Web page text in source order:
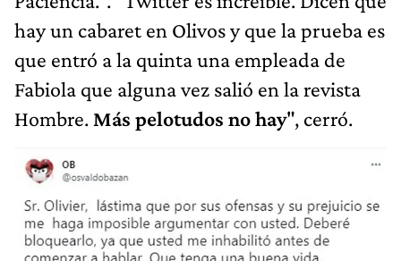
hay un cabaret en Olivos y que la prueba es
que entró a la quinta una empleada de
Fabiola que alguna vez salió en la revista
Hombre. Más pelotudos no hay", cerró.